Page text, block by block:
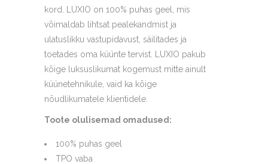
kord. LUXIO on 100% puhas geel, mis
võimaldab lihtsat pealekandmist ja
ulatuslikku vastupidavust, säilitades ja
toetades oma küünte tervist. LUXIO pakub
kõige luksuslikumat kogemust mitte ainult
küünetehnikule, vaid ka kõige
nõudlikumatele klientidele.
Toote olulisemad omadused:
100% puhas geel
TPO vaba